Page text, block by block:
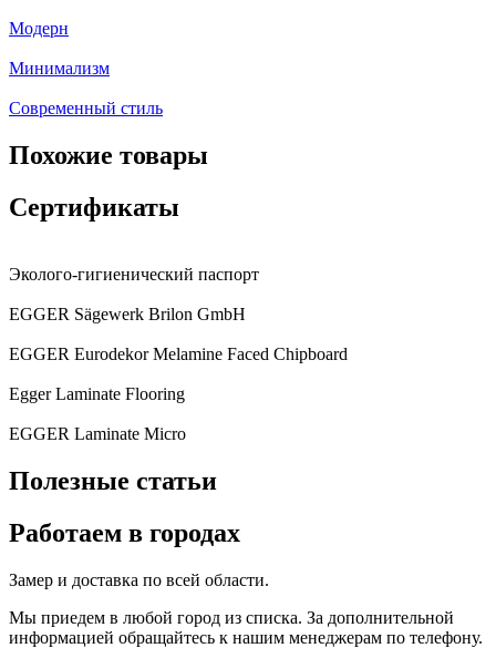
Модерн
Минимализм
Современный стиль
Похожие товары
Сертификаты
Эколого-гигиенический паспорт
EGGER Sägewerk Brilon GmbH
EGGER Eurodekor Melamine Faced Chipboard
Egger Laminate Flooring
EGGER Laminate Micro
Полезные статьи
Работаем в городах
Замер и доставка по всей области.
Мы приедем в любой город из списка. За дополнительной
информацией обращайтесь к нашим менеджерам по телефону.